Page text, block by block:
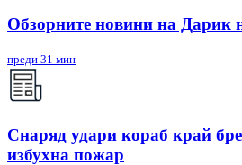
Обзорните новини на Дарик
преди 31 мин
Снаряд удари кораб край
избухна пожар